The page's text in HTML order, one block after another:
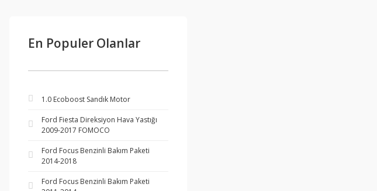
En Populer Olanlar
1.0 Ecoboost Sandık Motor
Ford Fiesta Direksiyon Hava Yastığı
2009-2017 FOMOCO
Ford Focus Benzinli Bakım Paketi
2014-2018
Ford Focus Benzinli Bakım Paketi